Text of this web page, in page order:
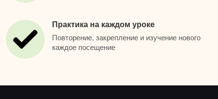
Практика на каждом уроке
Повторение, закрепление и изучение нового
каждое посещение